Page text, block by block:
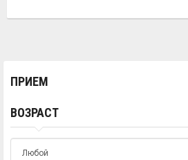
ПРИЕМ
ВОЗРАСТ